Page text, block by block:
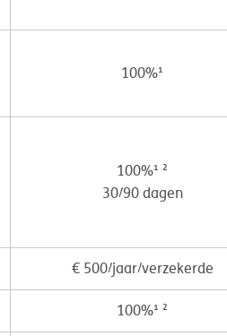
100%¹
100%¹ ²
30/90 dagen
€ 500/jaar/verzekerde
100%¹ ²